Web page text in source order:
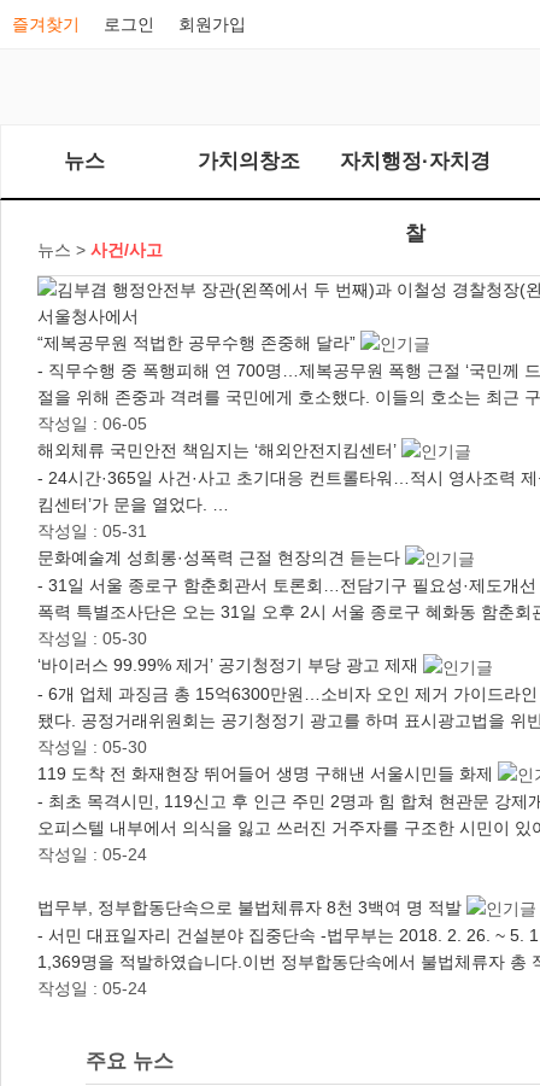
즐겨찾기 로그인 회원가입
뉴스 가치의창조 자치행정·자치경
찰
뉴스 > 사건/사고
“제복공무원 적법한 공무수행 존중해 달라”
- 직무수행 중 폭행피해 연 700명…제복공무원 폭행 근절 ‘국민께
절을 위해 존중과 격려를 국민에게 호소했다. 이들의 호소는 최근
작성일 : 06-05
해외체류 국민안전 책임지는 ‘해외안전지킴센터’
- 24시간·365일 사건·사고 초기대응 컨트롤타워…적시 영사조력
킴센터’가 문을 열었다. …
작성일 : 05-31
문화예술계 성희롱·성폭력 근절 현장의견 듣는다
- 31일 서울 종로구 함춘회관서 토론회…전담기구 필요성·제도개
폭력 특별조사단은 오는 31일 오후 2시 서울 종로구 혜화동 함춘
작성일 : 05-30
‘바이러스 99.99% 제거’ 공기청정기 부당 광고 제재
- 6개 업체 과징금 총 15억6300만원…소비자 오인 제거 가이드라인
됐다. 공정거래위원회는 공기청정기 광고를 하며 표시광고법을 위
작성일 : 05-30
119 도착 전 화재현장 뛰어들어 생명 구해낸 서울시민들 화제
- 최초 목격시민, 119신고 후 인근 주민 2명과 힘 합쳐 현관문 강
오피스텔 내부에서 의식을 잃고 쓰러진 거주자를 구조한 시민이
작성일 : 05-24
법무부, 정부합동단속으로 불법체류자 8천 3백여 명 적발
- 서민 대표일자리 건설분야 집중단속 -법무부는 2018. 2. 26. ~ 5.
1,369명을 적발하였습니다.이번 정부합동단속에서 불법체류자 총
작성일 : 05-24
주요 뉴스